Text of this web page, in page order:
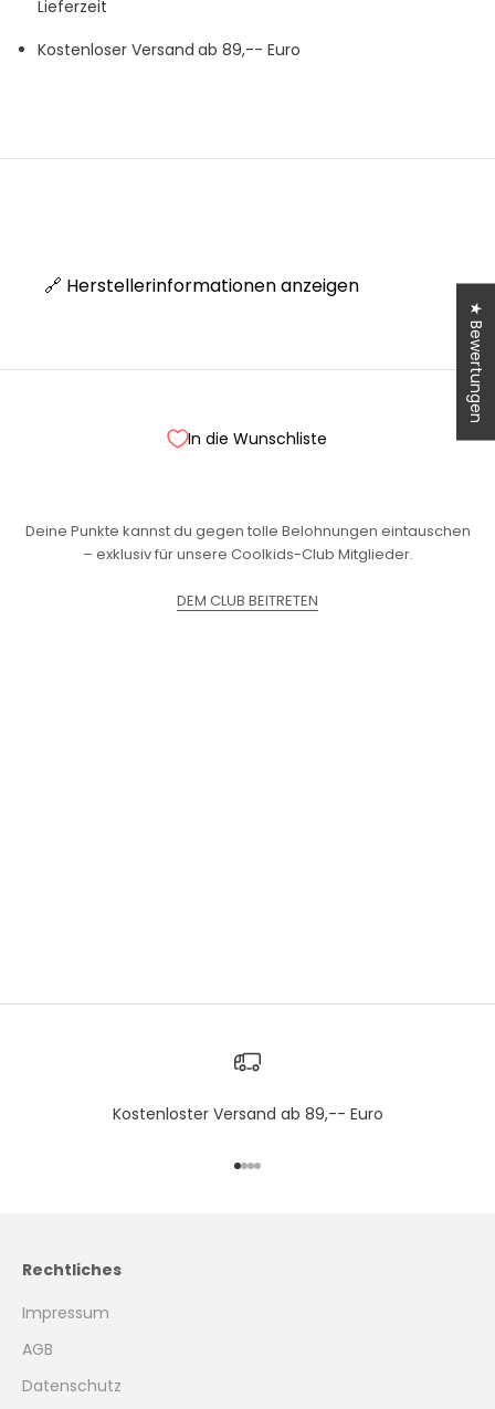
Lieferzeit
Kostenloser Versand ab 89,-- Euro
🔗 Herstellerinformationen anzeigen
In die Wunschliste
Deine Punkte kannst du gegen tolle Belohnungen eintauschen
– exklusiv für unsere Coolkids-Club Mitglieder.
DEM CLUB BEITRETEN
Kostenloster Versand ab 89,-- Euro
Gehe zu Element 1
Gehe zu Element 2
Gehe zu Element 3
Gehe zu Element 4
Rechtliches
Impressum
AGB
Datenschutz
★ Bewertungen